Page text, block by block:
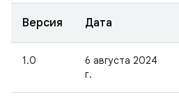
Версия Дата
1.0
6 августа 2024
г.